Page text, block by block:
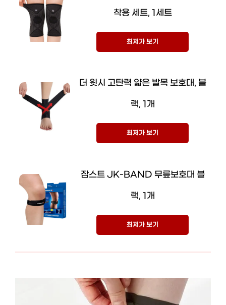
착용 세트, 1세트
최저가 보기
더 윗시 고탄력 얇은 발목 보호대, 블
랙, 1개
최저가 보기
잠스트 JK-BAND 무릎보호대 블
랙, 1개
최저가 보기